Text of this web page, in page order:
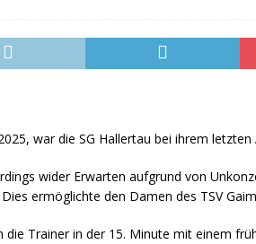
war die SG Hallertau bei ihrem
wider Erwarten aufgrund von
ermöglichte den Damen des TSV
Trainer in der 15. Minute mit einem